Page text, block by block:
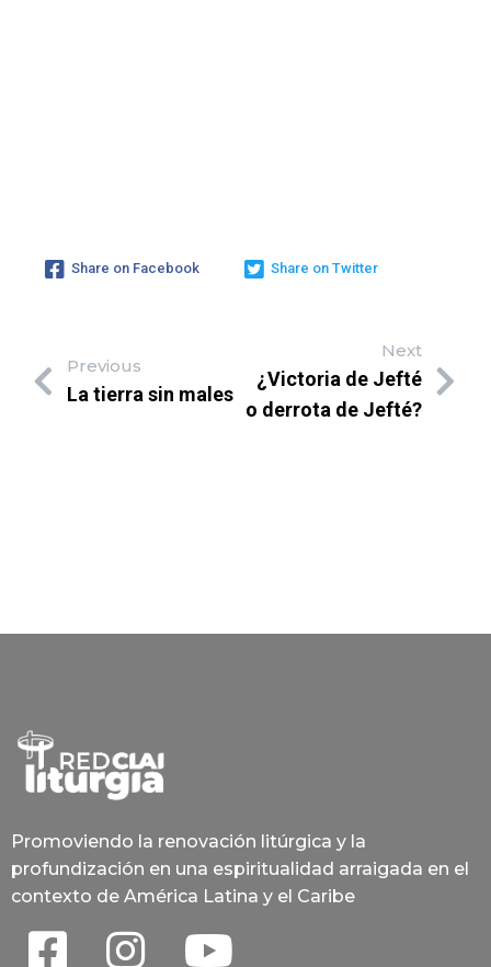
Share on Facebook Share on Twitter
Previous
La tierra sin males
Next
¿Victoria de Jefté
o derrota de Jefté?
Promoviendo la renovación litúrgica y la
profundización en una espiritualidad arraigada en el
contexto de América Latina y el Caribe